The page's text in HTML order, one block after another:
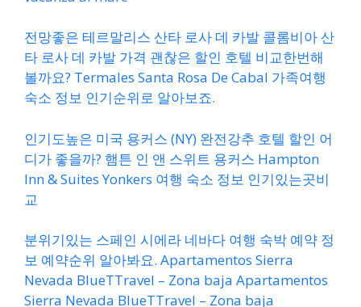
전망좋은 테르말리스 산타 로사 데 카발 콜롬비아 산
타 로사 데 카발 가격 괜찮은 할인 호텔 비교한번해
볼까요? Termales Santa Rosa De Cabal 가족여행
숙소 정보 인기순위로 알아보죠.
인기도높은 미국 용커스 (NY) 완전강추 호텔 할인 어
디가 좋을까? 햄튼 인 앤 스위트 용커스 Hampton
Inn & Suites Yonkers 여행 숙소 정보 인기있는곳비
교
분위기있는 스페인 시에라 네바다 여행 숙박 예약 정
보 예약순위 알아봐요. Apartamentos Sierra
Nevada BlueTTravel – Zona baja Apartamentos
Sierra Nevada BlueTTravel – Zona baja